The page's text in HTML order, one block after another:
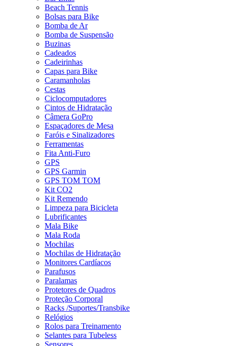
Beach Tennis
Bolsas para Bike
Bomba de Ar
Bomba de Suspensão
Buzinas
Cadeados
Cadeirinhas
Capas para Bike
Caramanholas
Cestas
Ciclocomputadores
Cintos de Hidratação
Câmera GoPro
Espaçadores de Mesa
Faróis e Sinalizadores
Ferramentas
Fita Anti-Furo
GPS
GPS Garmin
GPS TOM TOM
Kit CO2
Kit Remendo
Limpeza para Bicicleta
Lubrificantes
Mala Bike
Mala Roda
Mochilas
Mochilas de Hidratação
Monitores Cardíacos
Parafusos
Paralamas
Protetores de Quadros
Proteção Corporal
Racks /Suportes/Transbike
Relógios
Rolos para Treinamento
Selantes para Tubeless
Sensores